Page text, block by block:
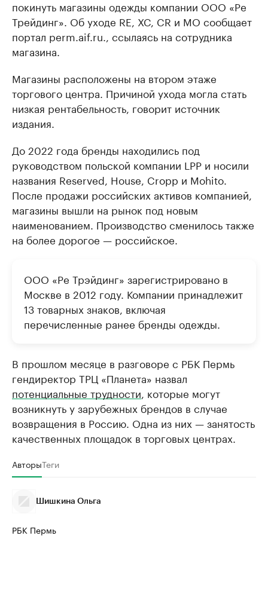
покинуть магазины одежды компании ООО «Ре
Трейдинг». Об уходе RE, XC, CR и MO сообщает
портал perm.aif.ru., ссылаясь на сотрудника
магазина.
Магазины расположены на втором этаже
торгового центра. Причиной ухода могла стать
низкая рентабельность, говорит источник
издания.
До 2022 года бренды находились под
руководством польской компании LPP и носили
названия Reserved, House, Cropp и Mohito.
После продажи российских активов компанией,
магазины вышли на рынок под новым
наименованием. Производство сменилось также
на более дорогое — российское.
ООО «Ре Трэйдинг» зарегистрировано в
Москве в 2012 году. Компании принадлежит
13 товарных знаков, включая
перечисленные ранее бренды одежды.
В прошлом месяце в разговоре с РБК Пермь
гендиректор ТРЦ «Планета» назвал
потенциальные трудности , которые могут
возникнуть у зарубежных брендов в случае
возвращения в Россию. Одна из них — занятость
качественных площадок в торговых центрах.
АвторыТеги
Шишкина Ольга
РБК Пермь